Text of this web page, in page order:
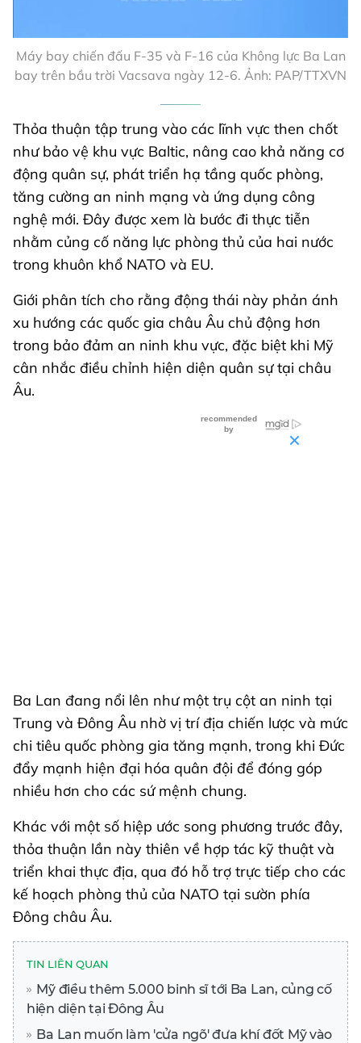
Máy bay chiến đấu F-35 và F-16 của Không lực Ba Lan
bay trên bầu trời Vacsava ngày 12-6. Ảnh: PAP/TTXVN
Thỏa thuận tập trung vào các lĩnh vực then chốt
như bảo vệ khu vực Baltic, nâng cao khả năng cơ
động quân sự, phát triển hạ tầng quốc phòng,
tăng cường an ninh mạng và ứng dụng công
nghệ mới. Đây được xem là bước đi thực tiễn
nhằm củng cố năng lực phòng thủ của hai nước
trong khuôn khổ NATO và EU.
Giới phân tích cho rằng động thái này phản ánh
xu hướng các quốc gia châu Âu chủ động hơn
trong bảo đảm an ninh khu vực, đặc biệt khi Mỹ
cân nhắc điều chỉnh hiện diện quân sự tại châu
Âu.
Ba Lan đang nổi lên như một trụ cột an ninh tại
Trung và Đông Âu nhờ vị trí địa chiến lược và mức
chi tiêu quốc phòng gia tăng mạnh, trong khi Đức
đẩy mạnh hiện đại hóa quân đội để đóng góp
nhiều hơn cho các sứ mệnh chung.
Khác với một số hiệp ước song phương trước đây,
thỏa thuận lần này thiên về hợp tác kỹ thuật và
triển khai thực địa, qua đó hỗ trợ trực tiếp cho các
kế hoạch phòng thủ của NATO tại sườn phía
Đông châu Âu.
TIN LIÊN QUAN
Mỹ điều thêm 5.000 binh sĩ tới Ba Lan, củng cố
hiện diện tại Đông Âu
Ba Lan muốn làm 'cửa ngõ' đưa khí đốt Mỹ vào